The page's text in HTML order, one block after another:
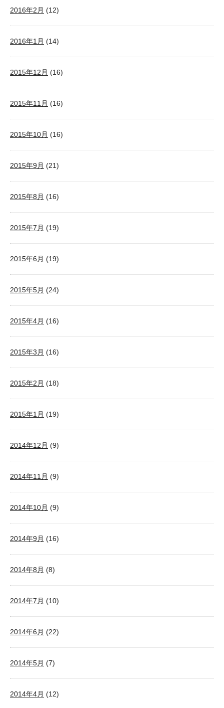
2016年2月 (12)
2016年1月 (14)
2015年12月 (16)
2015年11月 (16)
2015年10月 (16)
2015年9月 (21)
2015年8月 (16)
2015年7月 (19)
2015年6月 (19)
2015年5月 (24)
2015年4月 (16)
2015年3月 (16)
2015年2月 (18)
2015年1月 (19)
2014年12月 (9)
2014年11月 (9)
2014年10月 (9)
2014年9月 (16)
2014年8月 (8)
2014年7月 (10)
2014年6月 (22)
2014年5月 (7)
2014年4月 (12)